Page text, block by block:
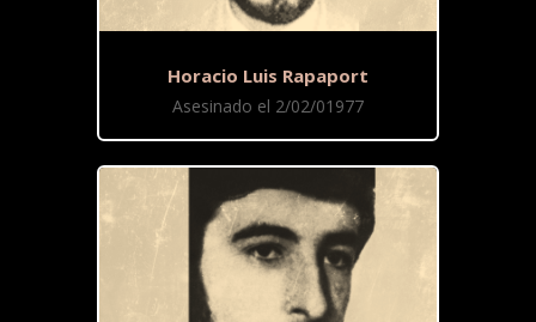
Horacio Luis Rapaport
Asesinado el 2/02/01977